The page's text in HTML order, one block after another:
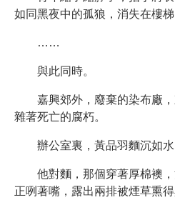
如同黑夜中的孤狼，消失在樓梯
……
與此同時。
嘉興郊外，廢棄的染布廠
雜著死亡的腐朽。
辦公室裏，黃品羽麵沉如水
他對麵，那個穿著厚棉襖，
正咧著嘴，露出兩排被煙草熏得